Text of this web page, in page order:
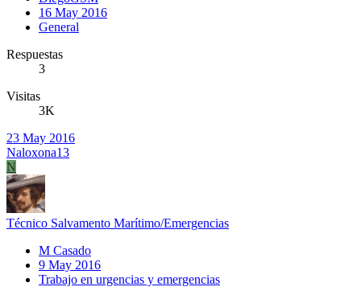
16 May 2016
General
Respuestas
3
Visitas
3K
23 May 2016
Naloxona13
N
Técnico Salvamento Marítimo/Emergencias
M Casado
9 May 2016
Trabajo en urgencias y emergencias